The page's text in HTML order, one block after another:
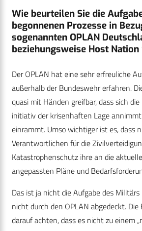
Wie beurteilen Sie die
begonnenen Prozesse in
sogenannten OPLAN
beziehungsweise Host Nation
Der OPLAN hat eine sehr erfreuliche
außerhalb der Bundeswehr erfahren.
quasi mit Händen greifbar, dass sich
initiativ der krisenhaften Lage
einrammt. Umso wichtiger ist es, dass
Verantwortlichen für die
Katastrophenschutz ihre an die
angepassten Pläne und
Das ist ja nicht die Aufgabe des
nicht durch den OPLAN abgedeckt.
darauf achten, dass es nicht zu einem